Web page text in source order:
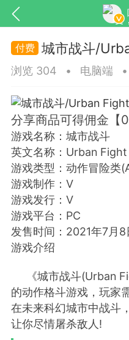
社交系统
更新 商城
排行 在线
城市战斗/
浏览 304 • 电脑端 •
分享商品可得佣金【
游戏名称：城市战斗
英文名称：Urban Fight
游戏类型：动作冒险类
游戏制作：V
游戏发行：V
游戏平台：PC
发售时间：2021年7月8
游戏介绍
《城市战斗(Urban
的动作格斗游戏，玩家
在未来科幻城市中战斗
让你尽情屠杀敌人!